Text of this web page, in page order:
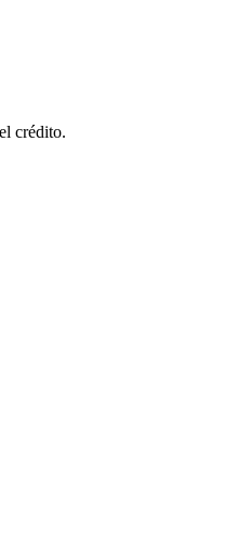
crédito.